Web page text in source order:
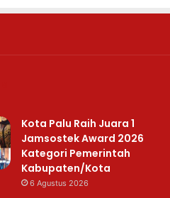
Kota Palu Raih Juara 1
Jamsostek Award 2026
Kategori Pemerintah
Kabupaten/Kota
6 Agustus 2026